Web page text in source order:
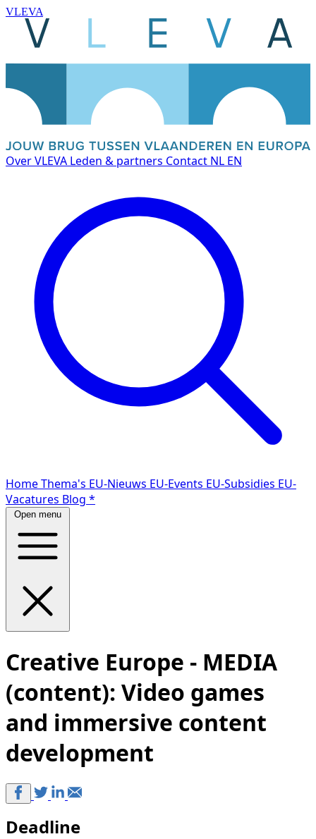
VLEVA
Over VLEVA Leden & partners Contact NL EN
HomeThema's EU-Nieuws EU-Events EU-Subsidies EU-
Vacatures Blog *
Open menu
Creative Europe - MEDIA
(content): Video games
and immersive content
development
Deadline